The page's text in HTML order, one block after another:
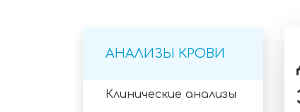
АНАЛИЗЫ КРОВИ
Клинические анализы